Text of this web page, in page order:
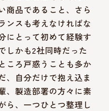
商品であること、さら
ンスも考えなければな
にとって初めて経験す
しかも2社同時だった
ころ戸惑うことも多か
、自分だけで抱え込ま
、製造部署の方々に素
ら、一つひとつ整理し